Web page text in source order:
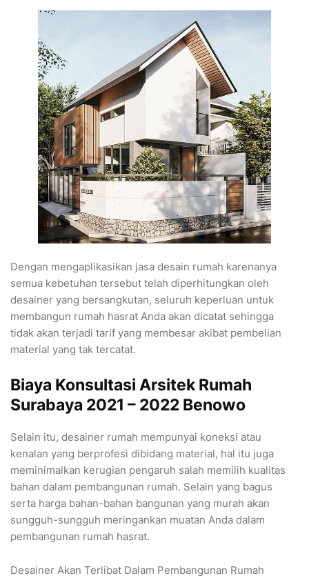
Dengan mengaplikasikan jasa desain rumah karenanya
semua kebetuhan tersebut telah diperhitungkan oleh
desainer yang bersangkutan, seluruh keperluan untuk
membangun rumah hasrat Anda akan dicatat sehingga
tidak akan terjadi tarif yang membesar akibat pembelian
material yang tak tercatat.
Biaya Konsultasi Arsitek Rumah
Surabaya 2021 – 2022 Benowo
Selain itu, desainer rumah mempunyai koneksi atau
kenalan yang berprofesi dibidang material, hal itu juga
meminimalkan kerugian pengaruh salah memilih kualitas
bahan dalam pembangunan rumah. Selain yang bagus
serta harga bahan-bahan bangunan yang murah akan
sungguh-sungguh meringankan muatan Anda dalam
pembangunan rumah hasrat.
Desainer Akan Terlibat Dalam Pembangunan Rumah